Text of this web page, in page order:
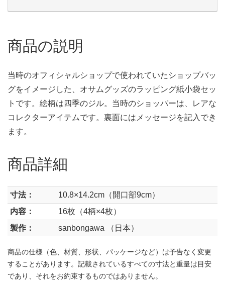
商品の説明
当時のオフィシャルショップで使われていたショップバッ
グをイメージした、オサムグッズのラッピング紙小袋セッ
トです。絵柄は四季のジル。当時のショッパーは、レアな
コレクターアイテムです。裏面にはメッセージを記入でき
ます。
商品詳細
寸法：
10.8×14.2cm（開口部9cm）
内容：
16枚（4柄×4枚）
製作：
sanbongawa （日本）
商品の仕様（色、材質、形状、パッケージなど）は予告なく変更
することがあります。記載されているすべての寸法と重量は目安
であり、それをお約束するものではありません。